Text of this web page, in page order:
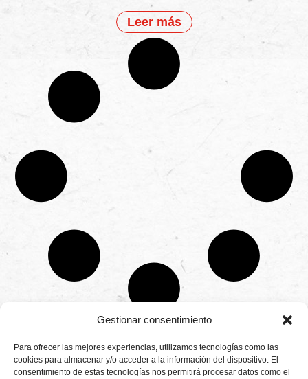
Gestionar consentimiento
Para ofrecer las mejores experiencias, utilizamos tecnologías como las
cookies para almacenar y/o acceder a la información del dispositivo. El
consentimiento de estas tecnologías nos permitirá procesar datos como el
Leer más
Productores
de
CONTÁCTANOS
Camino de
Montemayor s/n
Aviso legal